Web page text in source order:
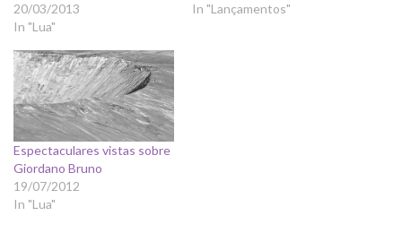
20/03/2013
In "Lua"
In "Lançamentos"
Espectaculares vistas sobre
Giordano Bruno
19/07/2012
In "Lua"